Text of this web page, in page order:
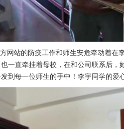
网站的防疫工作和师生安危牵动着
一直牵挂着母校，在和公司联系后
到每一位师生的手中！李宇同学的爱